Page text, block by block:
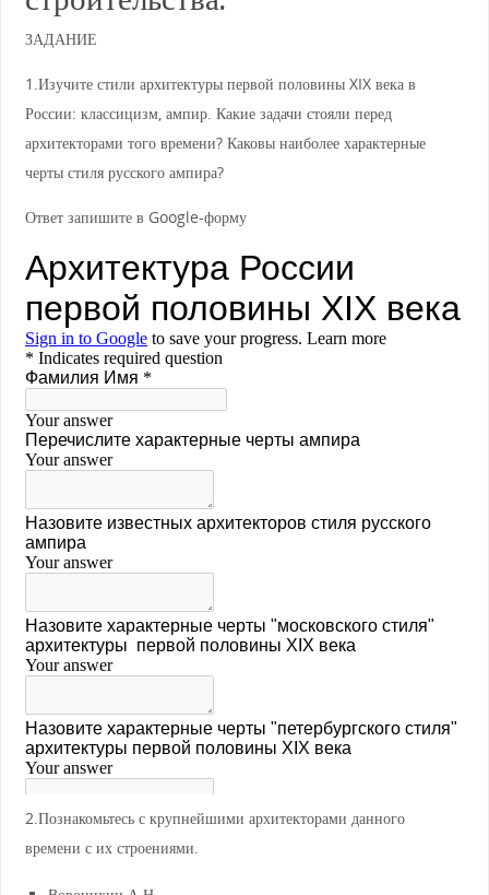
ЗАДАНИЕ
1.Изучите стили архитектуры первой половины XIX века в
России: классицизм, ампир. Какие задачи стояли перед
архитекторами того времени? Каковы наиболее характерные
черты стиля русского ампира?
Ответ запишите в Google-форму
2.Познакомьтесь с крупнейшими архитекторами данного
времени с их строениями.